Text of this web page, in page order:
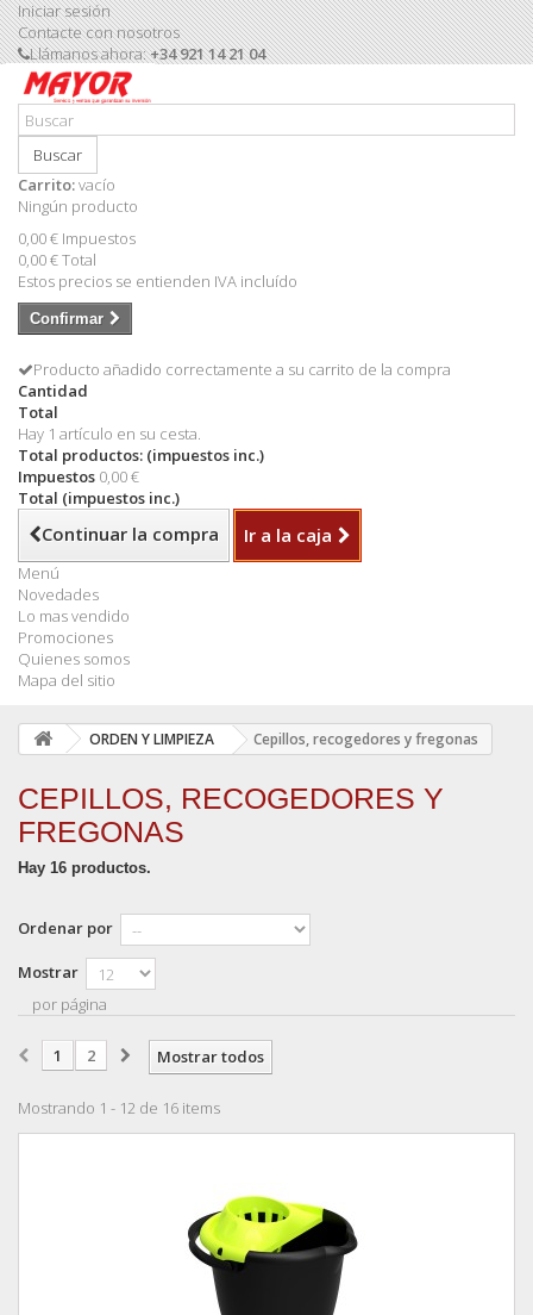
Iniciar sesión
Contacte con nosotros
Llámanos ahora:+34 921 14 21 04
Buscar
Carrito:vacío
Ningún producto
0,00 € Impuestos
0,00 €Total
Estos precios se entienden IVA incluído
Confirmar
Producto añadido correctamente a su carrito de la compra
Cantidad
Total
Hay 1 artículo en su cesta.
Total productos: (impuestos inc.)
Impuestos 0,00 €
Total (impuestos inc.)
Continuar la compra Ir a la caja
Menú
Novedades
Lo mas vendido
Promociones
Quienes somos
Mapa del sitio
ORDEN Y LIMPIEZA Cepillos, recogedores y fregonas
CEPILLOS, RECOGEDORES Y
FREGONAS
Hay 16 productos.
Ordenar por
Mostrar
por página
Mostrar todos
1 2
Mostrando 1 - 12 de 16 items